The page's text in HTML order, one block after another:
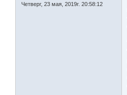
Четверг, 23 мая, 2019г. 20:58:12